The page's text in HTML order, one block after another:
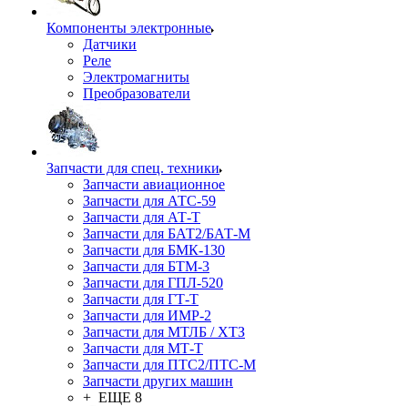
Компоненты электронные
Датчики
Реле
Электромагниты
Преобразователи
Запчасти для спец. техники
Запчасти авиационное
Запчасти для АТС-59
Запчасти для АТ-Т
Запчасти для БАТ2/БАТ-М
Запчасти для БМК-130
Запчасти для БТМ-3
Запчасти для ГПЛ-520
Запчасти для ГТ-Т
Запчасти для ИМР-2
Запчасти для МТЛБ / ХТЗ
Запчасти для МТ-Т
Запчасти для ПТС2/ПТС-М
Запчасти других машин
+ ЕЩЕ 8